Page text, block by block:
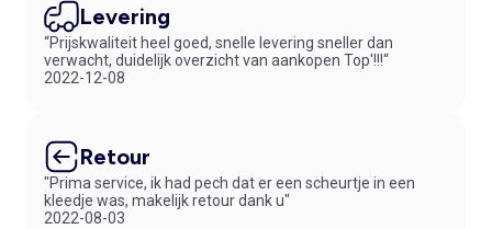
Levering
“Prijskwaliteit heel goed, snelle levering sneller dan
verwacht, duidelijk overzicht van aankopen Top'!!!“
2022-12-08
Retour
"Prima service, ik had pech dat er een scheurtje in een
kleedje was, makelijk retour dank u"
2022-08-03